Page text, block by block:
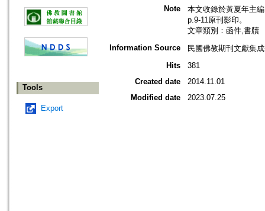
Tools
Export
Note
本文收錄於黃夏年主
p.9-11原刊影印。
文章類別：函件,書牘
Information Source
民國佛教期刊文獻集
Hits
381
Created date
2014.11.01
Modified date
2023.07.25